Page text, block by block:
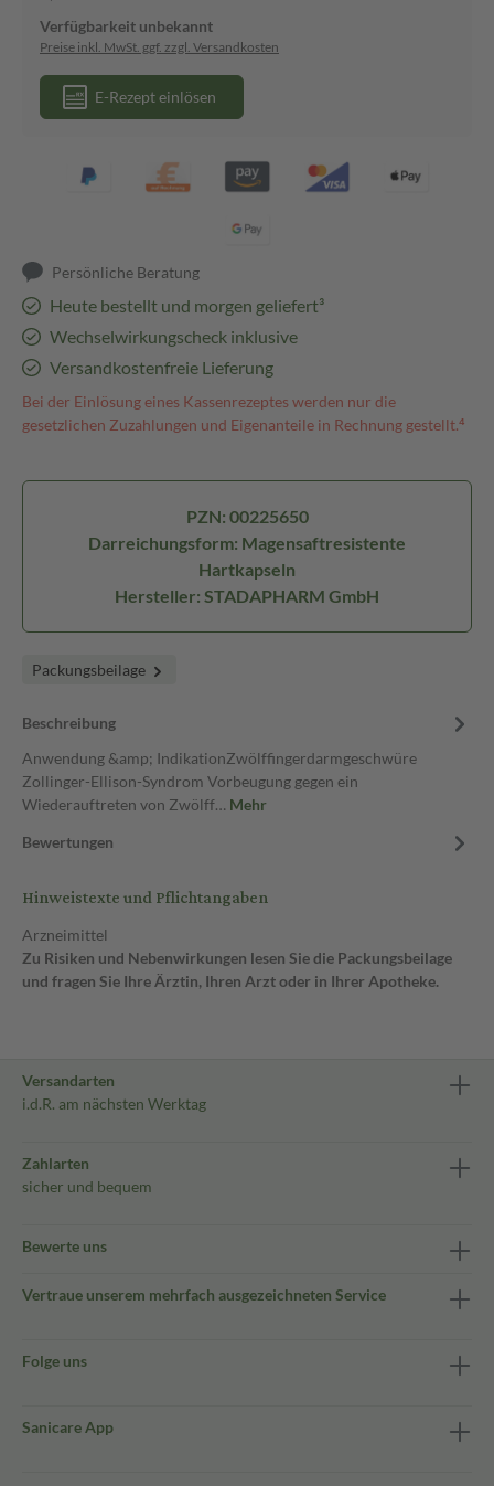
Verfügbarkeit unbekannt
Preise inkl. MwSt. ggf. zzgl. Versandkosten
E-Rezept einlösen
Persönliche Beratung
Heute bestellt und morgen geliefert³
Wechselwirkungscheck inklusive
Versandkostenfreie Lieferung
Bei der Einlösung eines Kassenrezeptes werden nur die
gesetzlichen Zuzahlungen und Eigenanteile in Rechnung gestellt.⁴
PZN: 00225650
Darreichungsform: Magensaftresistente
Hartkapseln
Hersteller: STADAPHARM GmbH
Packungsbeilage
Beschreibung
Anwendung &amp; IndikationZwölffingerdarmgeschwüre
Zollinger-Ellison-Syndrom Vorbeugung gegen ein
Wiederauftreten von Zwölff… Mehr
Bewertungen
Hinweistexte und Pflichtangaben
Arzneimittel
Zu Risiken und Nebenwirkungen lesen Sie die Packungsbeilage
und fragen Sie Ihre Ärztin, Ihren Arzt oder in Ihrer Apotheke.
Versandarten
i.d.R. am nächsten Werktag
Zahlarten
sicher und bequem
Bewerte uns
Vertraue unserem mehrfach ausgezeichneten Service
Folge uns
Sanicare App